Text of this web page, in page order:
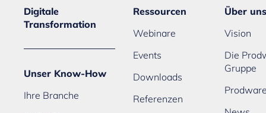
Digitale
Transformation
Unser Know-How
Ihre Branche
Ressourcen
Webinare
Events
Downloads
Referenzen
Über uns
Vision
Die
Gruppe